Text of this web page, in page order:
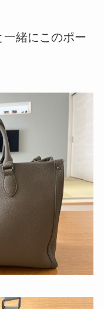
緒にこのポー